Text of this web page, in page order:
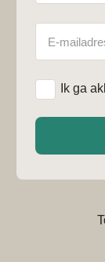
mailadres
Ik ga